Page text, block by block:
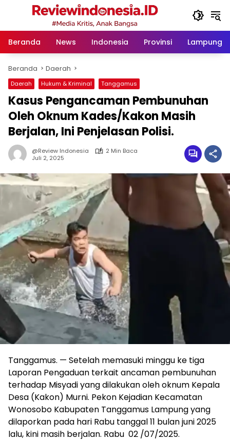
Langsung
Beranda
News Indonesia Provinsi Lampung
Beranda Daerah
Daerah Hukum & Kriminal Tanggamus
Kasus Pengancaman Pembunuhan
Oleh Oknum Kades/Kakon Masih
Berjalan, Ini Penjelasan Polisi.
@Review Indonesia
2 Min Baca
Juli 2, 2025
Tanggamus. — Setelah memasuki minggu ke tiga
Laporan Pengaduan terkait ancaman pembunuhan
terhadap Misyadi yang dilakukan oleh oknum Kepala
Desa (Kakon) Murni. Pekon Kejadian Kecamatan
Wonosobo Kabupaten Tanggamus Lampung yang
dilaporkan pada hari Rabu tanggal 11 bulan juni 2025
lalu, kini masih berjalan. Rabu 02 /07/2025.